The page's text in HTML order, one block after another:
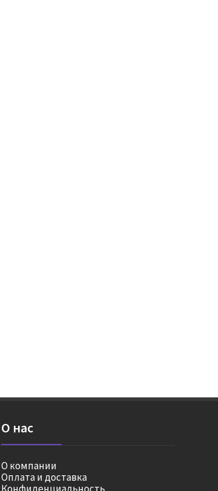
О нас
О компании
Оплата и доставка